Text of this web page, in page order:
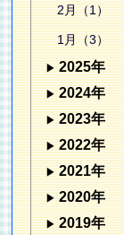
2月（1）
1月（3）
2025年
2024年
2023年
2022年
2021年
2020年
2019年